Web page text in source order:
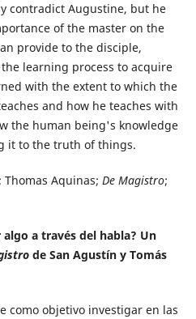
contradict Augustine, but he
of the master on the
provide to the disciple,
learning process to acquire
with the extent to which the
and how he teaches with
the human being's knowledge
it to the truth of things.
Aquinas; De Magistro;
a través del habla? Un
de San Agustín y Tomás
como objetivo investigar en las